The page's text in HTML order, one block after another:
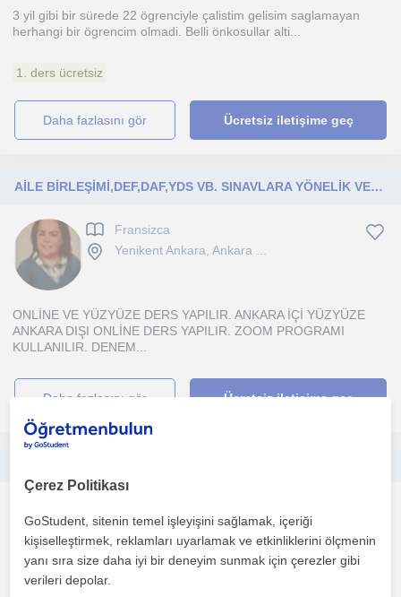
3 yil gibi bir sürede 22 ögrenciyle çalistim gelisim saglamayan
herhangi bir ögrencim olmadi. Belli önkosullar alti...
1. ders ücretsiz
daha fazlasını gör Ücretsiz iletişime geç
AİLE BİRLEŞİMİ,DEF,DAF,YDS VB. SINAVLARA YÖNELİK VEYA MESLEKİ AÇIDAN FRANSIZCA HAZIRLIK DERSLERİ
Fransizca
Yenikent Ankara, Ankara ...
ONLİNE VE YÜZYÜZE DERS YAPILIR. ANKARA İÇİ YÜZYÜZE
ANKARA DIŞI ONLİNE DERS YAPILIR. ZOOM PROGRAMI
KULLANILIR. DENEM...
daha fazlasını gör Ücretsiz iletişime geç
Yenikent Ankara, Ankara ...
Çerez Politikası
GoStudent, sitenin temel işleyişini sağlamak, içeriği
kişiselleştirmek, reklamları uyarlamak ve etkinliklerini ölçmenin
yanı sıra size daha iyi bir deneyim sunmak için çerezler gibi
verileri depolar.